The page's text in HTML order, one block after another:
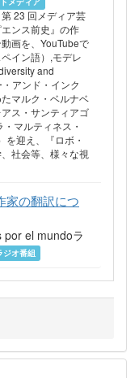
23 回メディア芸
ンス前史』の作
画を、YouTubeで
イン語）,モデレ
and
アンド・インク
マルク・ベルナベ
ス・サンティアゴ
マルティネス・
を迎え、『ロボ・
社会等、様々な視
家の翻訳につ
el mundoラ
ジオ番組